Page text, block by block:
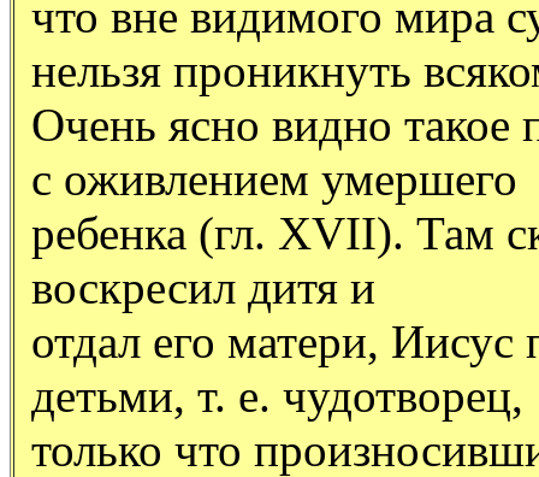
что вне видимого мира
нельзя проникнуть
Очень ясно видно такое
с оживлением умершего
ребенка (гл. XVII). Там
воскресил дитя и
отдал его матери,
детьми, т. е. чудотворец,
только что